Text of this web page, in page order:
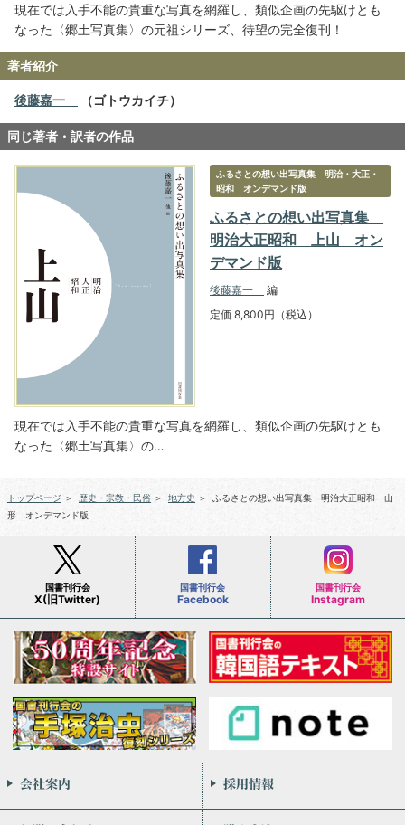
現在では入手不能の貴重な写真を網羅し、類似企画の先駆けとも
なった〈郷土写真集〉の元祖シリーズ、待望の完全復刊！
著者紹介
後藤嘉一 （ゴトウカイチ）
同じ著者・訳者の作品
ふるさとの想い出写真集 明治・大正・
昭和 オンデマンド版
ふるさとの想い出写真集
明治大正昭和 上山 オン
デマンド版
後藤嘉一
編
定価 8,800円（税込）
現在では入手不能の貴重な写真を網羅し、類似企画の先駆けとも
なった〈郷土写真集〉の…
トップページ ＞ 歴史・宗教・民俗 ＞ 地方史 ＞
ふるさとの想い出写真集 明治大正昭和 山
形 オンデマンド版
国書刊行会
X(旧Twitter)
国書刊行会
Facebook
国書刊行会
Instagram
会社案内
お問い合わせ